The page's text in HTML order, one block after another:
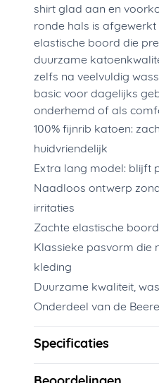
shirt glad aan en
ronde hals is afgewerkt
elastische boord die
duurzame
zelfs na veelvuldig
basic voor dagelijks
onderhemd of als
100% fijnrib katoen:
huidvriendelijk
Extra lang model: blijft
Naadloos ontwerp
irritaties
Zachte elastische
Klassieke pasvorm die
kleding
Duurzame kwaliteit,
Onderdeel van de
Specificaties